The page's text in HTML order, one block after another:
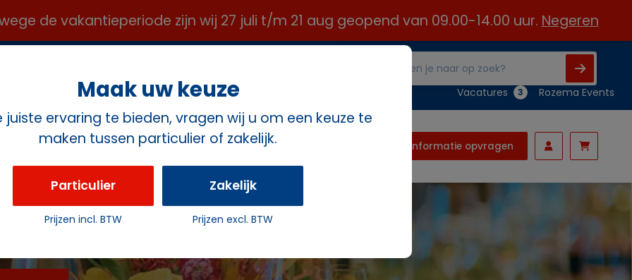
de vakantieperiode zijn wij 27 juli t/m 21 aug geopend van 09.00-14.00 uur. Negeren
Vacatures 3 Rozema Events
Informatie opvragen
Maak uw keuze
juiste ervaring te bieden, vragen wij u om een keuze te
maken tussen particulier of zakelijk.
Particulier
Prijzen incl. BTW
Zakelijk
Prijzen excl. BTW